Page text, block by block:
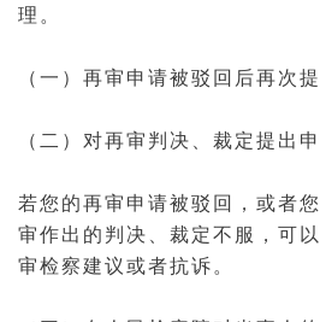
理。
（一）再审申请被驳回后再次
（二）对再审判 决、 裁定提出申
若您的再审申请被驳回，或者
审作出的 判决 、裁定不服，可
审检察建议或者抗诉。